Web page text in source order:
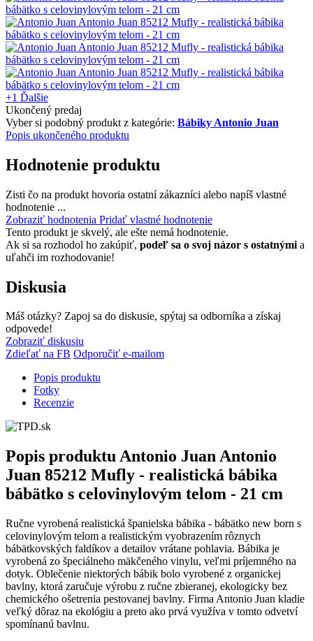
+1 Ďalšie
Ukončený predaj
Vyber si podobný produkt z kategórie: Bábiky Antonio Juan
Popis ukončeného produktu
Hodnotenie produktu
Zisti čo na produkt hovoria ostatní zákazníci alebo napíš vlastné
hodnotenie ...
Zobraziť hodnotenia Pridať vlastné hodnotenie
Tento produkt je skvelý, ale ešte nemá hodnotenie.
Ak si sa rozhodol ho zakúpiť, podeľ sa o svoj názor s ostatnými a
uľahči im rozhodovanie!
Diskusia
Máš otázky? Zapoj sa do diskusie, spýtaj sa odborníka a získaj
odpovede!
Zobraziť diskusiu
Zdieľať na FB Odporučiť e-mailom
Popis produktu
Fotky
Recenzie
Popis produktuAntonio Juan Antonio
Juan 85212 Mufly - realistická bábika
bábätko s celovinylovým telom - 21 cm
Ručne vyrobená realistická španielska bábika - bábätko new born s
celovinylovým telom a realistickým vyobrazením rôznych
bábätkovských faldíkov a detailov vrátane pohlavia. Bábika je
vyrobená zo špeciálneho mäkčeného vinylu, veľmi príjemného na
dotyk. Oblečenie niektorých bábik bolo vyrobené z organickej
bavlny, ktorá zaručuje výrobu z ručne zbieranej, ekologicky bez
chemického ošetrenia pestovanej bavlny. Firma Antonio Juan kladie
veľký dôraz na ekológiu a preto ako prvá využíva v tomto odvetví
spomínanú bavlnu.